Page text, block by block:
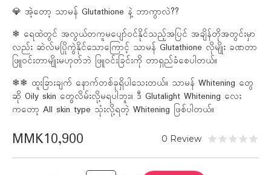
💎 အဲ့တော့ သာမန် Glutathione နဲ့ ဘာကွာလဲ??
❄ ရေထဲတွင် အလွယ်တကူမပျော်ဝင်နိုင်သည့်အပြင် အချိန်တိုအတွင်းမှာ
လည်း ဆဲလ်မပြိုကွဲနိုင်သောကြောင့် သာမန် Glutathione လိုမျိုး ခဏတာ
ဖြူဝင်းတာမျိုးမဟုတ်ဘဲ ဖြူဝင်းခြင်းကို တာရှည်ခံစေပါတယ်။
❄❄ ထူးခြားချက် နောက်တစ်ခုရှိပါသေးတယ်။ သာမန် Whitening တွေ
ဆို Oily skin တွေလိမ်းလို့မရပါဘူး။ ဒီ Glutalight Whitening လေး
ကတော့ All skin type သုံးလို့ရတဲ့ Whitening ဖြစ်ပါတယ်။
MMK10,900 0 Review